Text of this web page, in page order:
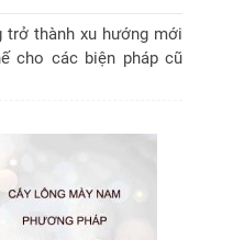
trở thành xu hướng mới
cho các biện pháp cũ